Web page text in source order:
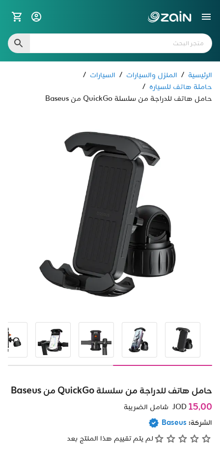
الرئيسية / المنزل والسيارات / السيارات /
حاملة هاتف للسياره /
حامل هاتف للدراجة من سلسلة QuickGo من Baseus
حامل هاتف للدراجة من سلسلة QuickGo من Baseus
15٫00
شامل الضريبة
الشركة:Baseus
لم يتم تقييم هذا المنتج بعد